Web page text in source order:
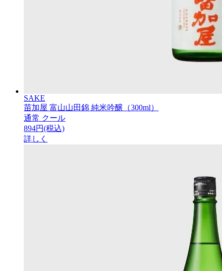
SAKE
苗加屋 富山山田錦 純米吟醸（300ml）
通常 クール
894円(税込)
詳しく